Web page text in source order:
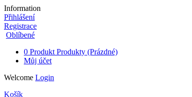
Information
Přihlášení
Registrace
Oblíbené
0 Produkt Produkty (Prázdné)
Můj účet
Welcome Login
Košík